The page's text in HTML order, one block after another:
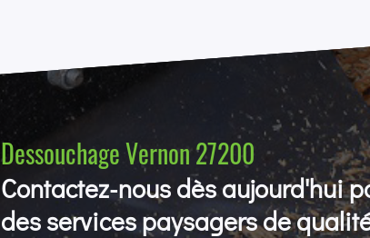
Dessouchage Vernon 27200
Contactez-nous dès aujourd'hui
des services paysagers de